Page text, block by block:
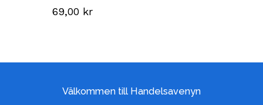
69,00 kr
Välkommen till Handelsavenyn